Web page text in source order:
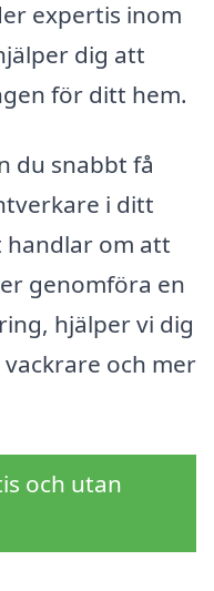
expertis inom
dig att
för ditt hem.
du snabbt få
i ditt
handlar om att
genomföra en
hjälper vi dig
och mer
och utan